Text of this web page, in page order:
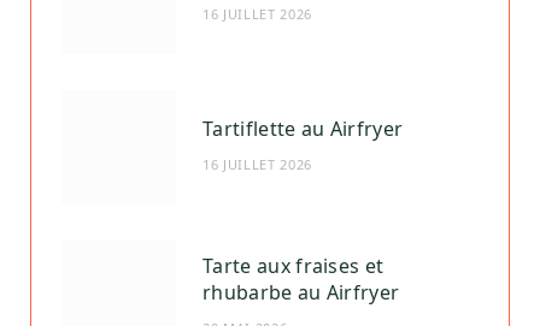
16 JUILLET 2026
Tartiflette au Airfryer
16 JUILLET 2026
Tarte aux fraises et
rhubarbe au Airfryer